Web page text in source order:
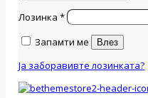
Лозинка*
Запамти ме
Влез
Ја заборавивте лозинката?